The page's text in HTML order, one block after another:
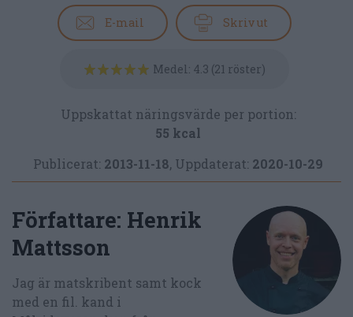
E-mail Skriv ut
Medel: 4.3 (21 röster)
Uppskattat näringsvärde per portion:
55 kcal
Publicerat: 2013-11-18, Uppdaterat: 2020-10-29
Författare: Henrik
Mattsson
Jag är matskribent samt kock
med en fil. kand i